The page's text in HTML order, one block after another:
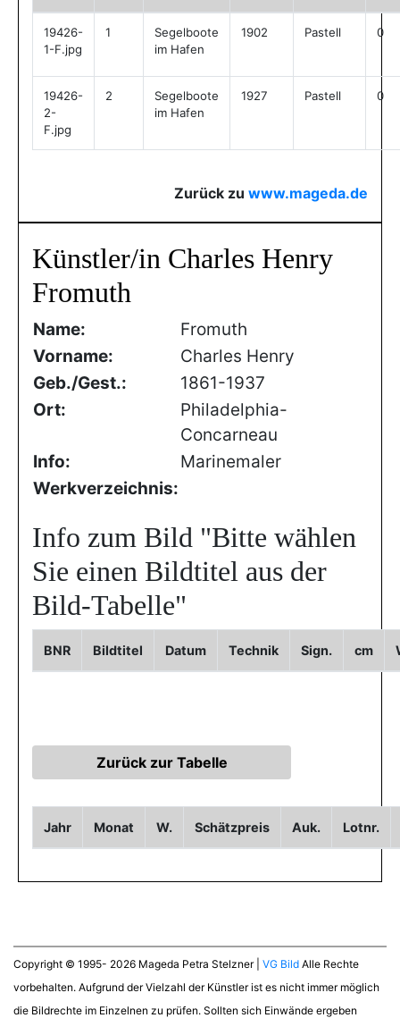
19426-
1-F.jpg
1
Segelboote
im Hafen
1902 Pastell 0
19426-
2-
F.jpg
2
Segelboote
im Hafen
1927 Pastell 0
Zurück zu www.mageda.de
Künstler/in Charles Henry
Fromuth
Name:
Fromuth
Vorname:
Charles Henry
Geb./Gest.:
1861-1937
Ort:
Philadelphia-
Concarneau
Info:
Marinemaler
Werkverzeichnis:
Info zum Bild "Bitte wählen
Sie einen Bildtitel aus der
Bild-Tabelle"
BNR Bildtitel Datum Technik Sign. cm
Jahr Monat W. Schätzpreis Auk. Lotnr.
Copyright © 1995- 2026 Mageda Petra Stelzner | VG Bild Alle Rechte
vorbehalten. Aufgrund der Vielzahl der Künstler ist es nicht immer möglich
die Bildrechte im Einzelnen zu prüfen. Sollten sich Einwände ergeben